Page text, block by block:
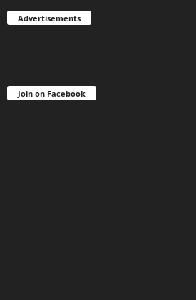
Advertisements
Join on Facebook